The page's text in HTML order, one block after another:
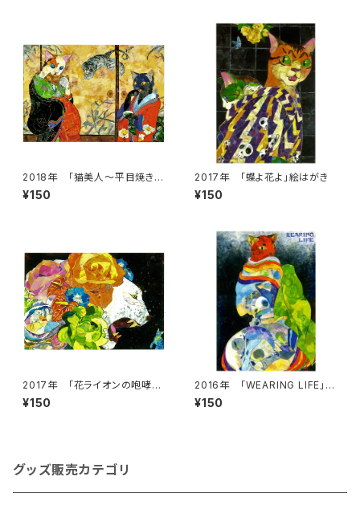
2018年 「猫美人～平目焼きの
誘惑～」絵はがき
¥150
2017年 「蝶よ花よ」絵はがき
¥150
2017年 「花ライオンの咆哮」
絵はがき
¥150
2016年 「WEARING LIFE」絵
はがき
¥150
グッズ販売カテゴリ